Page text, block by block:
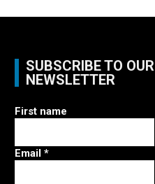
SUBSCRIBE TO OUR
NEWSLETTER
First name
Email*